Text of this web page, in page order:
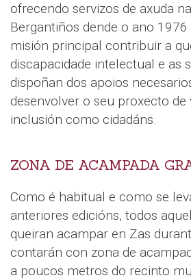
ofrecendo servizos de axuda
Bergantiños dende o ano
misión principal contribuir a
discapacidade intelectual e as
dispoñan dos apoios
desenvolver o seu proxecto de
inclusión como cidadáns.
ZONA DE ACAMPADA
Como é habitual e como se
anteriores edicións, todos
queiran acampar en Zas
contarán con zona de
a poucos metros do recinto